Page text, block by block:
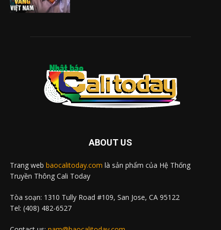
ABOUT US
Trang web baocalitoday.com là sản phẩm của Hệ Thống
Truyền Thông Cali Today
Tòa soạn: 1310 Tully Road #109, San Jose, CA 95122
Tel: (408) 482-6527